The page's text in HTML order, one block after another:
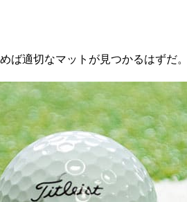
ば適切なマットが見つかるはずだ。